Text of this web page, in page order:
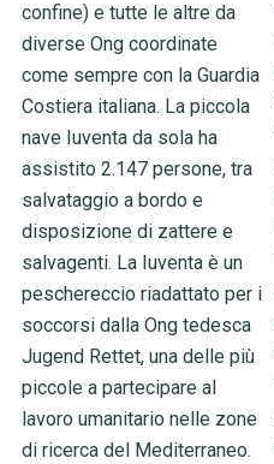
confine) e tutte le altre da
diverse Ong coordinate
come sempre con la Guardia
Costiera italiana. La piccola
nave Iuventa da sola ha
assistito 2.147 persone, tra
salvataggio a bordo e
disposizione di zattere e
salvagenti. La Iuventa è un
peschereccio riadattato per i
soccorsi dalla Ong tedesca
Jugend Rettet, una delle più
piccole a partecipare al
lavoro umanitario nelle zone
di ricerca del Mediterraneo.